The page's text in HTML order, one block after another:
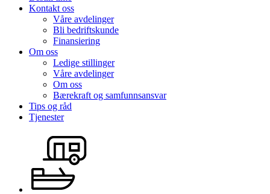
Kontakt oss
Våre avdelinger
Bli bedriftskunde
Finansiering
Om oss
Ledige stillinger
Våre avdelinger
Om oss
Bærekraft og samfunnsansvar
Tips og råd
Tjenester